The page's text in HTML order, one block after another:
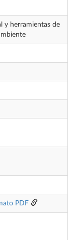
y herramientas de
PDF